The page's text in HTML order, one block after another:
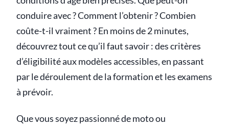
conduire avec ? Comment l’obtenir ? Combien
coûte-t-il vraiment ? En moins de 2 minutes,
découvrez tout ce qu’il faut savoir : des critères
d’éligibilité aux modèles accessibles, en passant
par le déroulement de la formation et les examens
à prévoir.
Que vous soyez passionné de moto ou